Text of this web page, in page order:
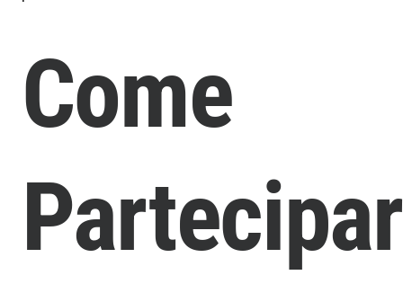
Come